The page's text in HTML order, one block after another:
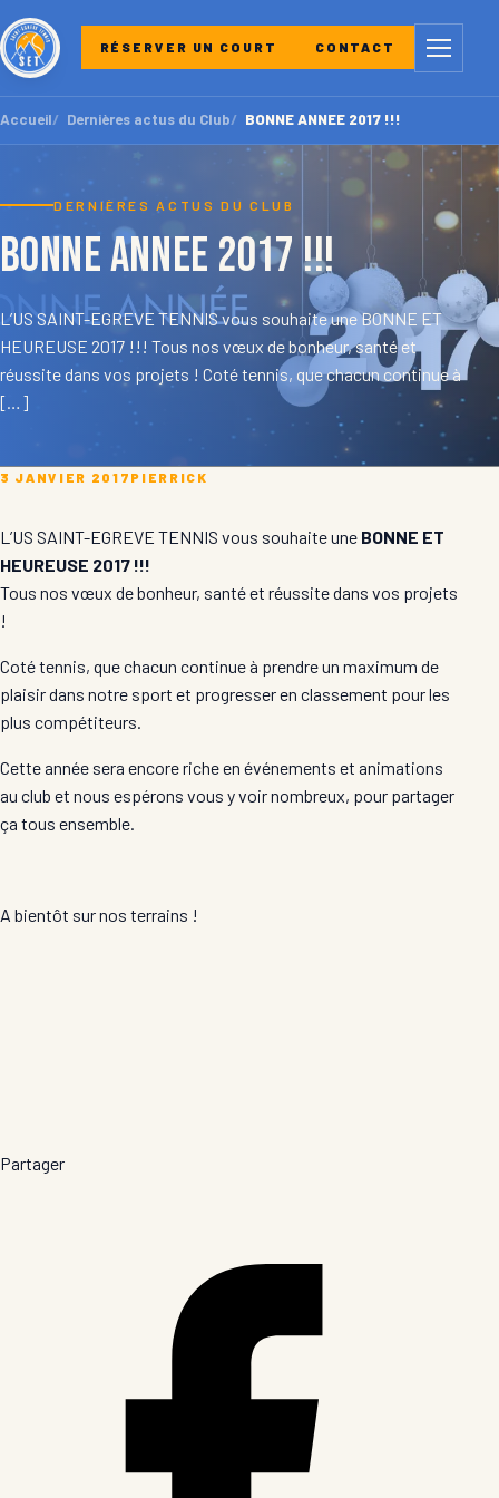
RÉSERVER UN COURT CONTACT Menu
Accueil Dernières actus du Club BONNE ANNEE 2017 !!!
DERNIÈRES ACTUS DU CLUB
BONNE ANNEE 2017 !!!
L’US SAINT-EGREVE TENNIS vous souhaite une BONNE ET
HEUREUSE 2017 !!! Tous nos vœux de bonheur, santé et
réussite dans vos projets ! Coté tennis, que chacun continue à
[…]
3 JANVIER 2017 PIERRICK
L’US SAINT-EGREVE TENNIS vous souhaite une BONNE ET
HEUREUSE 2017 !!!
Tous nos vœux de bonheur, santé et réussite dans vos projets
!
Coté tennis, que chacun continue à prendre un maximum de
plaisir dans notre sport et progresser en classement pour les
plus compétiteurs.
Cette année sera encore riche en événements et animations
au club et nous espérons vous y voir nombreux, pour partager
ça tous ensemble.
A bientôt sur nos terrains !
Partager